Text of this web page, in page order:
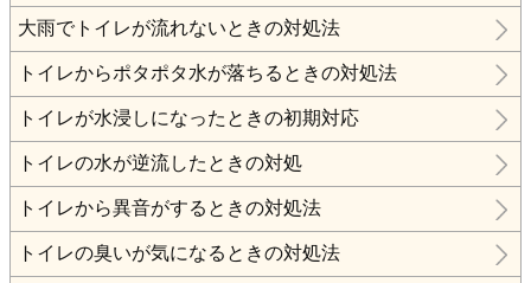
大雨でトイレが流れないときの対処法
トイレからポタポタ水が落ちるときの対処法
トイレが水浸しになったときの初期対応
トイレの水が逆流したときの対処
トイレから異音がするときの対処法
トイレの臭いが気になるときの対処法